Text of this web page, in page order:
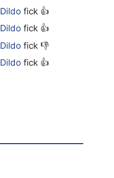
Dildo fick 👍
Dildo fick 👍
Dildo fick 👎
Dildo fick 👍